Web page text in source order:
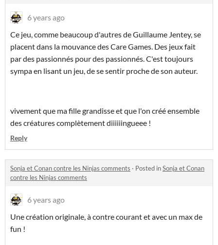
6 years ago
Ce jeu, comme beaucoup d'autres de Guillaume Jentey, se
placent dans la mouvance des Care Games. Des jeux fait
par des passionnés pour des passionnés. C'est toujours
sympa en lisant un jeu, de se sentir proche de son auteur.
vivement que ma fille grandisse et que l'on créé ensemble
des créatures complètement diiiiiingueee !
Reply
Sonja et Conan contre les Ninjas comments · Posted inSonja et Conan
contre les Ninjas comments
6 years ago
Une création originale, à contre courant et avec un max de
fun !